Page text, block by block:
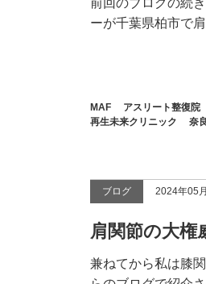
前回のブログの続
ーが千葉県柏市で
MAF アスリート整復院
再生未来クリニック
奈
ブログ 2024年05
肩関節の大
兼ねてから私は膝